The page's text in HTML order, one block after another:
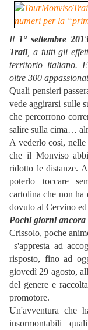
Il 1° settembre
Trail, a tutti gli
territorio italiano.
oltre 300
Quali pensieri
vede aggirarsi sulle
che percorrono
salire sulla cima…
A vederlo così, nelle
che il Monviso
ridotto le distanze.
poterlo toccare
cartolina che non
dovuto al Cervino
Pochi giorni
Crissolo, poche
s'appresta ad
risposto, fino ad
giovedì 29 agosto,
del genere e
promotore.
Un'avventura che
insormontabili